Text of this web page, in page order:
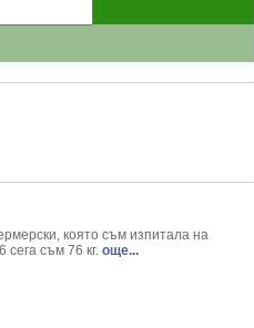
която съм изпитала на
сега съм 76 кг. още...